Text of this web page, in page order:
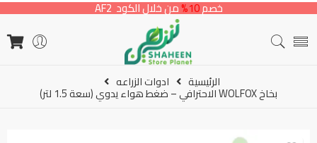
خصم10% من خلال الكود AF2
الرئيسية ادوات الزراعه
بخاخ WOLFOX الاحترافي – ضغط هواء يدوي (سعة 1.5 لتر)